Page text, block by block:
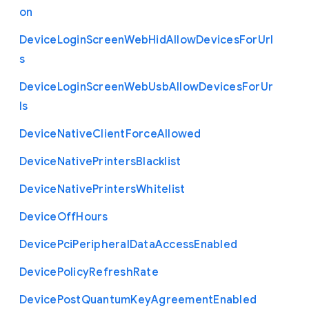
on
DeviceLoginScreenWebHidAllowDevicesForUrl
s
DeviceLoginScreenWebUsbAllowDevicesForUr
ls
DeviceNativeClientForceAllowed
DeviceNativePrintersBlacklist
DeviceNativePrintersWhitelist
DeviceOffHours
DevicePciPeripheralDataAccessEnabled
DevicePolicyRefreshRate
DevicePostQuantumKeyAgreementEnabled